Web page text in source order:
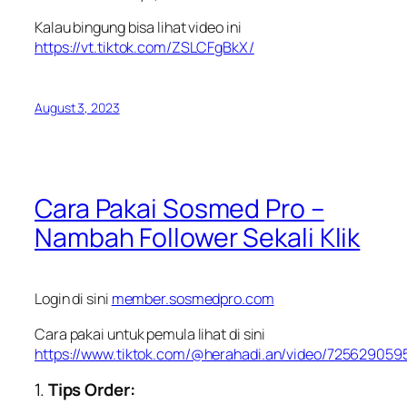
Kalau bingung bisa lihat video ini
https://vt.tiktok.com/ZSLCFgBkX/
August 3, 2023
Cara Pakai Sosmed Pro –
Nambah Follower Sekali Klik
Login di sini member.sosmedpro.com
Cara pakai untuk pemula lihat di sini
https://www.tiktok.com/@herahadi.an/video/
1.Tips Order: